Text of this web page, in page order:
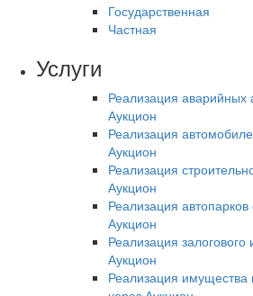
Государственная
Частная
Услуги
Реализация аварийных
Аукцион
Реализация
Аукцион
Реализация
Аукцион
Реализация
Аукцион
Реализация
Аукцион
Реализация имущества